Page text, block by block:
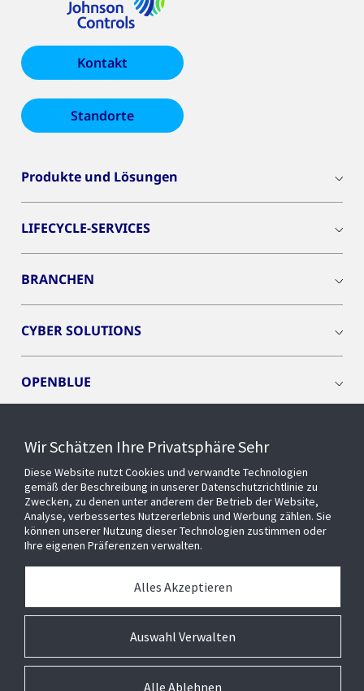
Kontakt
Standorte
Produkte und Lösungen
LIFECYCLE-SERVICES
BRANCHEN
CYBER SOLUTIONS
OPENBLUE
EVENTS
Über uns
© 2026 Johnson Controls Inc. All rights reserved.
Wir Schätzen Ihre Privatsphäre Sehr
Diese Website nutzt Cookies und verwandte Technologien
gemäß der Beschreibung in unserer Datenschutzrichtlinie zu
Zwecken, zu denen unter anderem der Betrieb der Website,
Analyse, verbessertes Nutzererlebnis und Werbung zählen. Sie
können unserer Nutzung dieser Technologien zustimmen oder
Ihre eigenen Präferenzen verwalten.
Auswahl Verwalten
Alles Akzeptieren
Alle Ablehnen